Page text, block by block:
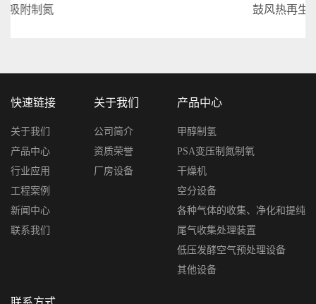
快速链接
关于我们
产品中心
行业应用
工程案例
新闻中心
联系我们
关于我们
公司简介
资质荣誉
厂房设备
产品中心
甲醇制氢
PSA变压制氮制氧
干燥机
空分设备
各种气体的收集、净化和提纯
尾气收集处理装置
低压发酵空气预处理设备
其他设备